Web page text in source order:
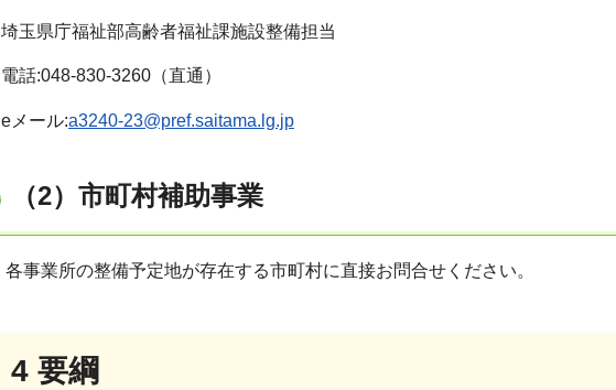
埼玉県庁福祉部高齢者福祉課施設整備担当
電話:048-830-3260（直通）
eメール:a3240-23@pref.saitama.lg.jp
（2）市町村補助事業
各事業所の整備予定地が存在する市町村に直接お問合せください。
4 要綱